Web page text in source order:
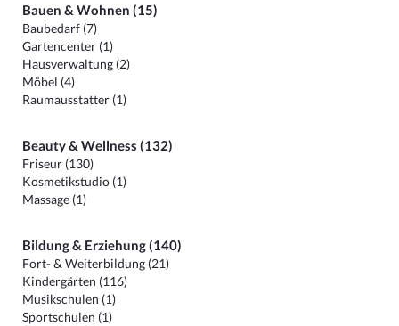
Bauen & Wohnen (15)
Baubedarf (7)
Gartencenter (1)
Hausverwaltung (2)
Möbel (4)
Raumausstatter (1)
Beauty & Wellness (132)
Friseur (130)
Kosmetikstudio (1)
Massage (1)
Bildung & Erziehung (140)
Fort- & Weiterbildung (21)
Kindergärten (116)
Musikschulen (1)
Sportschulen (1)